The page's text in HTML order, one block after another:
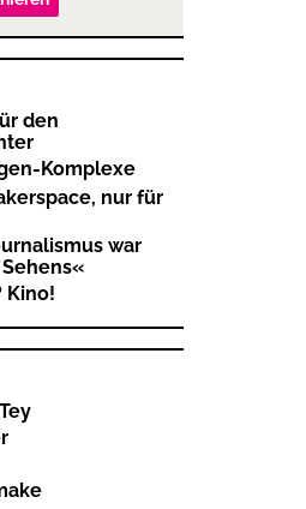
den
Komplexe
nur für
war
Kino!